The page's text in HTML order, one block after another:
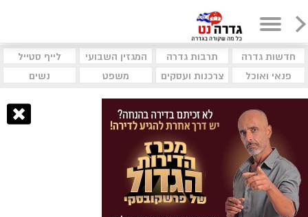
חדשות גדרה תרבות גדרה המגזין השבועי
לייף סטייל
פנאי ואוכל
צרכנות ועסקים משפט נשים